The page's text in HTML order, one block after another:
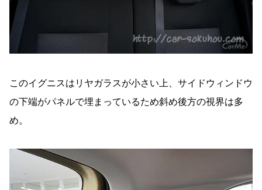
このイグニスはリヤガラスが小さい上、サイドウィンドウ
の下端がパネルで埋まっているため斜め後方の視界は多
め。